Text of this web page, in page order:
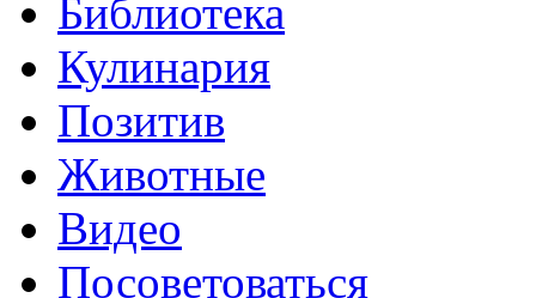
Библиотека
Кулинария
Позитив
Животные
Видео
Посоветоваться